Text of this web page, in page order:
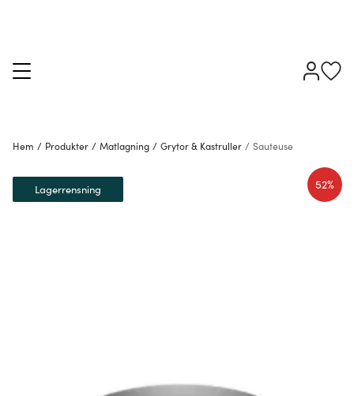
Hem / Produkter / Matlagning / Grytor & Kastruller / Sauteuse
52%
Lagerrensning